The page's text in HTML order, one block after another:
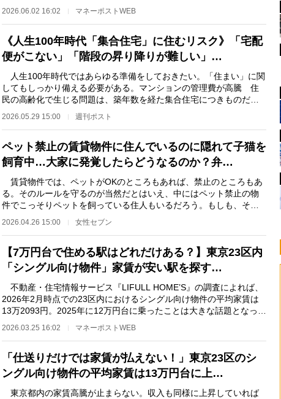
2026.06.02 16:02 マネーポストWEB
《人生100年時代「集合住宅」に住むリスク》「宅配
便がこない」「階段の昇り降りが難しい」…
人生100年時代ではあらゆる準備をしておきたい。「住まい」に関
してもしっかり備える必要がある。マンションの管理費が高騰 住
民の高齢化で生じる問題は、築年数を経た集合住宅につきものだ。
不動産コンサルタン…
2026.05.29 15:00 週刊ポスト
ペット禁止の賃貸物件に住んでいるのに隠れて子猫を
飼育中…大家に発覚したらどうなるのか？弁…
賃貸物件では、ペットがOKのところもあれば、禁止のところもあ
る。そのルールを守るのが当然だとはいえ、中にはペット禁止の物
件でこっそりペットを飼っている住人もいるだろう。もしも、それ
が大家に発覚した場…
2026.04.26 15:00 女性セブン
【7万円台で住める駅はどれだけある？】東京23区内
「シングル向け物件」家賃が安い駅を探す…
不動産・住宅情報サービス『LIFULL HOME’S』の調査によれば、
2026年2月時点での23区内におけるシングル向け物件の平均家賃は
13万2093円。2025年に12万円台に乗ったことは大きな話題となった
2026.03.25 16:02 マネーポストWEB
「仕送りだけでは家賃が払えない！」東京23区のシ
ングル向け物件の平均家賃は13万円台に上…
東京都内の家賃高騰が止まらない。収入も同様に上昇していれば